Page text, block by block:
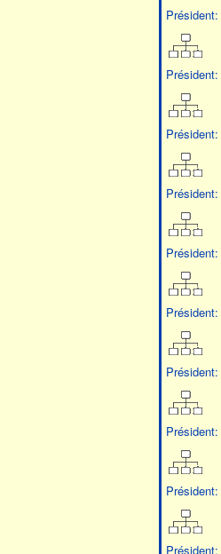
Président:
Président:
Président:
Président:
Président:
Président:
Président:
Président:
Président:
Président: